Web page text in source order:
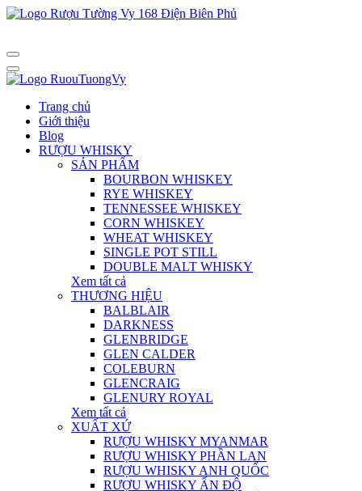
Trang chủ
Giới thiệu
Blog
RƯỢU WHISKY
SẢN PHẨM
BOURBON WHISKEY
RYE WHISKEY
TENNESSEE WHISKEY
CORN WHISKEY
WHEAT WHISKEY
SINGLE POT STILL
DOUBLE MALT WHISKY
Xem tất cả
THƯƠNG HIỆU
BALBLAIR
DARKNESS
GLENBRIDGE
GLEN CALDER
COLEBURN
GLENCRAIG
GLENURY ROYAL
Xem tất cả
XUẤT XỨ
RƯỢU WHISKY MYANMAR
RƯỢU WHISKY PHẦN LAN
RƯỢU WHISKY ANH QUỐC
RƯỢU WHISKY ẤN ĐỘ